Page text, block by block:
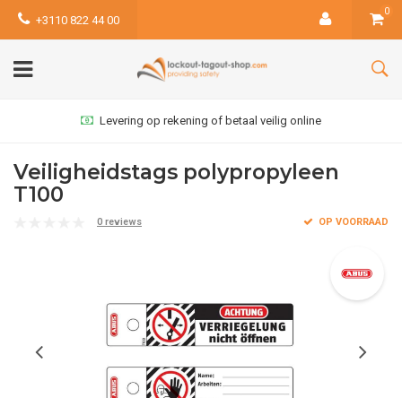
+3110 822 44 00
0
Levering op rekening of betaal veilig online
Veiligheidstags polypropyleen
T100
0 reviews OP VOORRAAD